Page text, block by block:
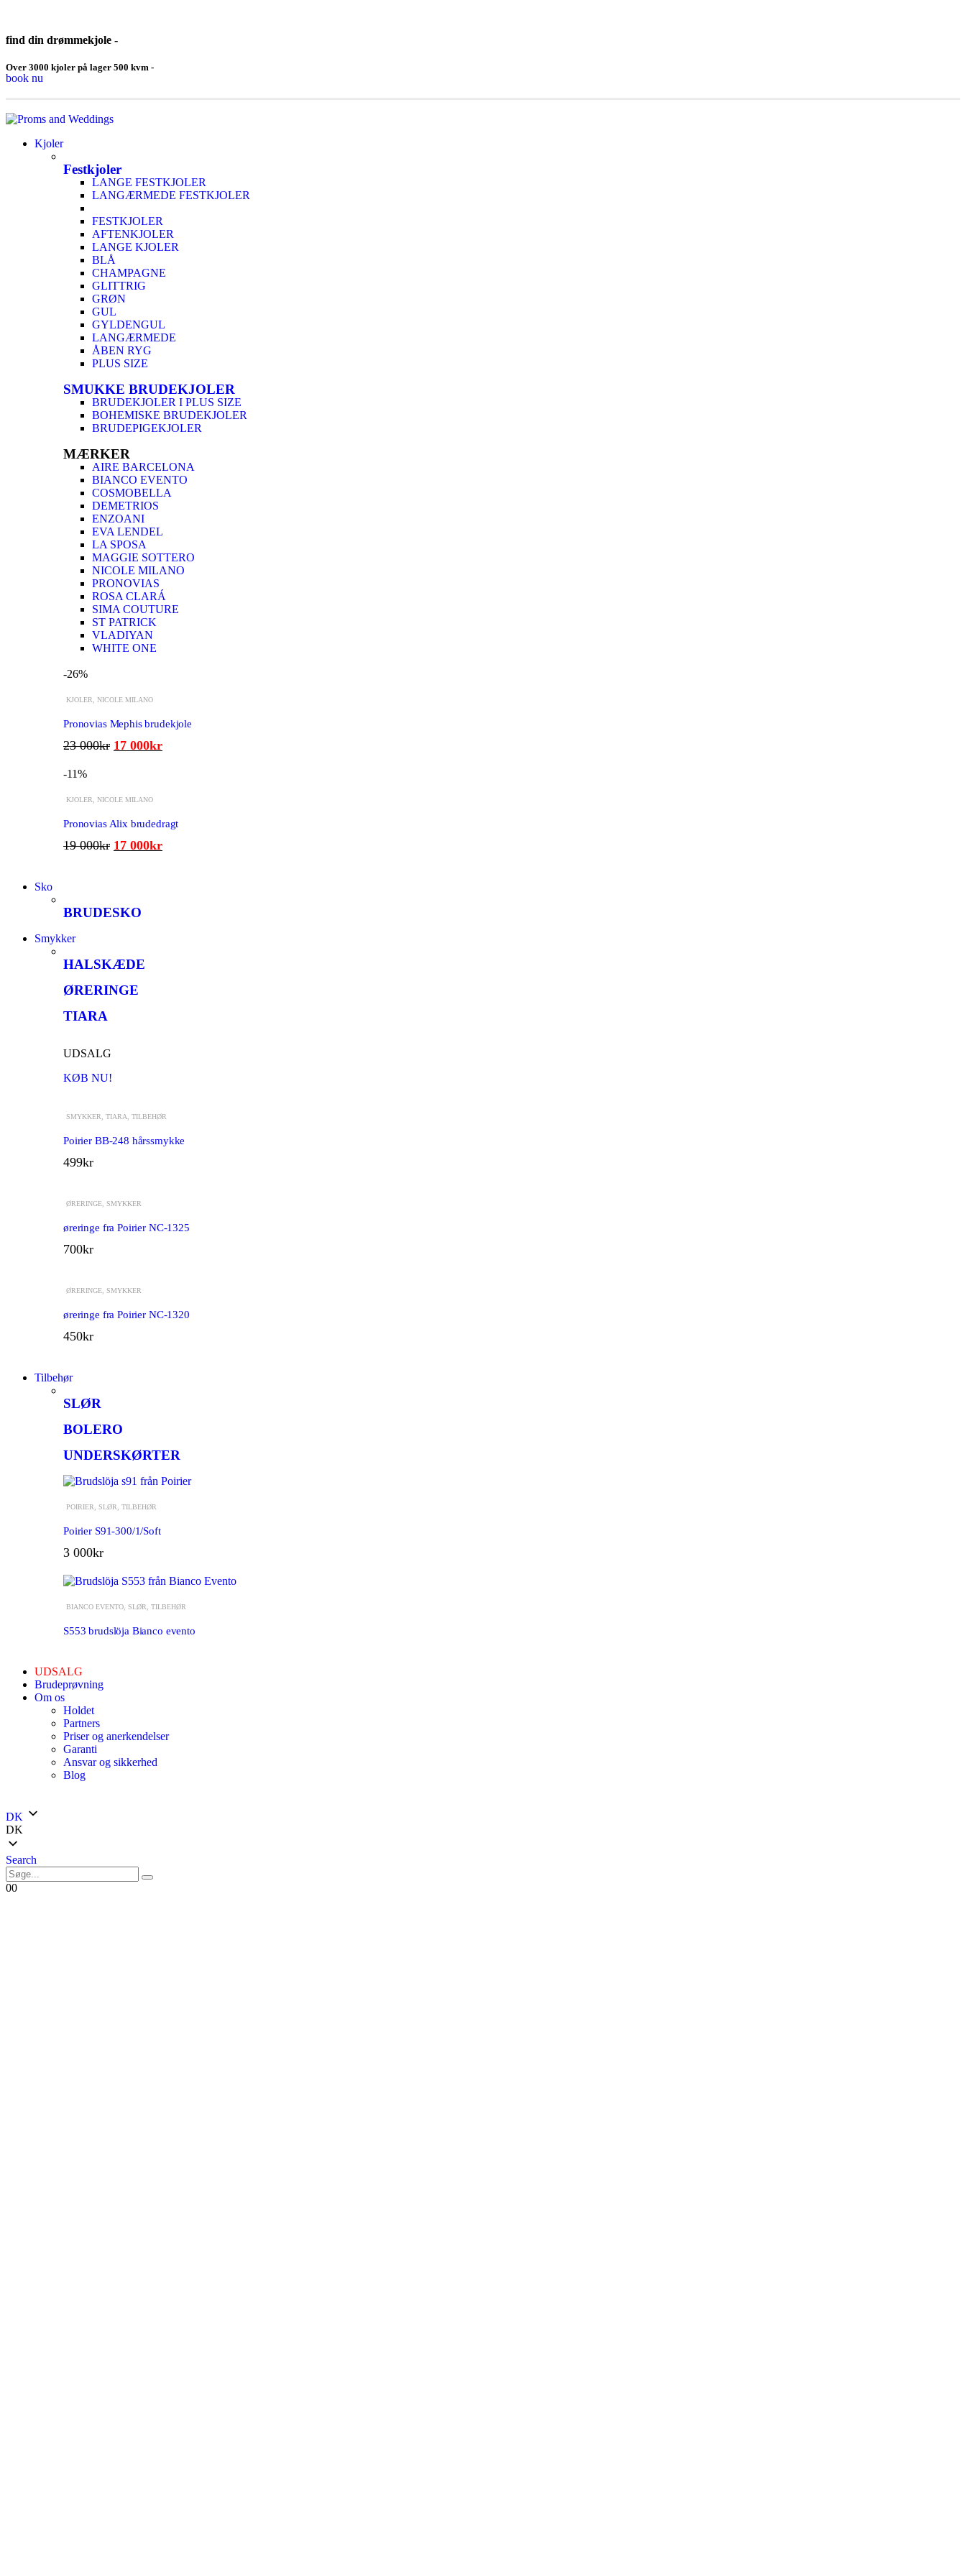
find din drømmekjole -
Over 3000 kjoler på lager 500 kvm -
book nu
Kjoler
Festkjoler
LANGE FESTKJOLER
LANGÆRMEDE FESTKJOLER
FESTKJOLER
AFTENKJOLER
LANGE KJOLER
BLÅ
CHAMPAGNE
GLITTRIG
GRØN
GUL
GYLDENGUL
LANGÆRMEDE
ÅBEN RYG
PLUS SIZE
SMUKKE BRUDEKJOLER
BRUDEKJOLER I PLUS SIZE
BOHEMISKE BRUDEKJOLER
BRUDEPIGEKJOLER
MÆRKER
AIRE BARCELONA
BIANCO EVENTO
COSMOBELLA
DEMETRIOS
ENZOANI
EVA LENDEL
LA SPOSA
MAGGIE SOTTERO
NICOLE MILANO
PRONOVIAS
ROSA CLARÁ
SIMA COUTURE
ST PATRICK
VLADIYAN
WHITE ONE
-26%
KJOLER NICOLE MILANO
Pronovias Mephis brudekjole
23 000kr 17 000kr
-11%
KJOLER NICOLE MILANO
Pronovias Alix brudedragt
19 000kr 17 000kr
Sko
BRUDESKO
Smykker
HALSKÆDE
ØRERINGE
TIARA
UDSALG
KØB NU!
SMYKKER TIARA TILBEHØR
Poirier BB-248 hårssmykke
499kr
ØRERINGE SMYKKER
øreringe fra Poirier NC-1325
700kr
ØRERINGE SMYKKER
øreringe fra Poirier NC-1320
450kr
Tilbehør
SLØR
BOLERO
UNDERSKØRTER
POIRIER SLØR TILBEHØR
Poirier S91-300/1/Soft
3 000kr
BIANCO EVENTO SLØR TILBEHØR
S553 brudslöja Bianco evento
UDSALG
Brudeprøvning
Om os
Holdet
Partners
Priser og anerkendelser
Garanti
Ansvar og sikkerhed
Blog
DK
DK
Search
00